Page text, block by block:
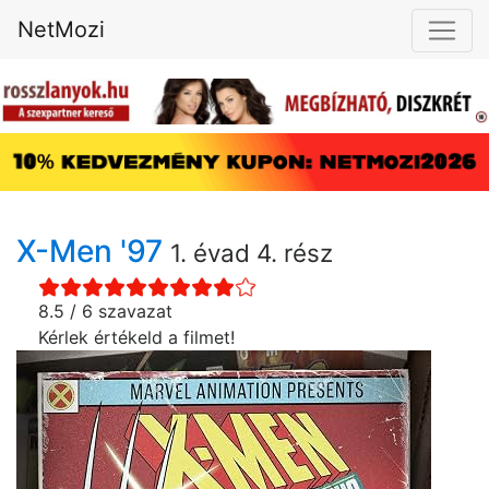
NetMozi
X-Men '97 1. évad 4. rész
8.5 / 6 szavazat
Kérlek értékeld a filmet!